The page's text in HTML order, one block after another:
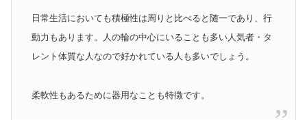
日常生活においても積極性は周りと比べると随一であり、行
動力もあります。人の輪の中心にいることも多い人気者・タ
レント体質な人なので好かれている人も多いでしょう。
柔軟性もあるために器用なことも特徴です。